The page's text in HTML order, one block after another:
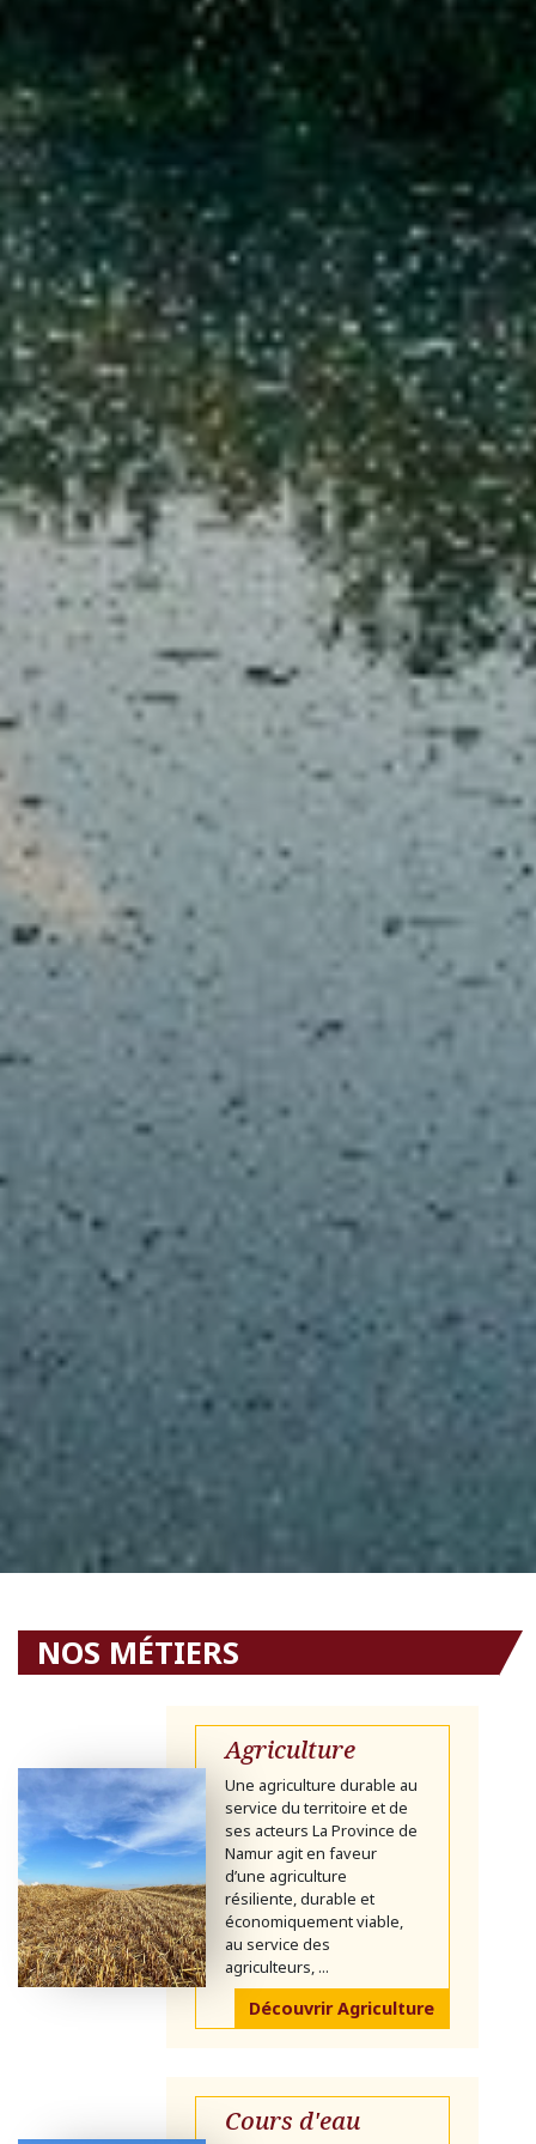
NOS MÉTIERS
Agriculture
Une agriculture durable au
service du territoire et de
ses acteurs La Province de
Namur agit en faveur
d’une agriculture
résiliente, durable et
économiquement viable,
au service des
agriculteurs, ...
Découvrir Agriculture
Cours d'eau